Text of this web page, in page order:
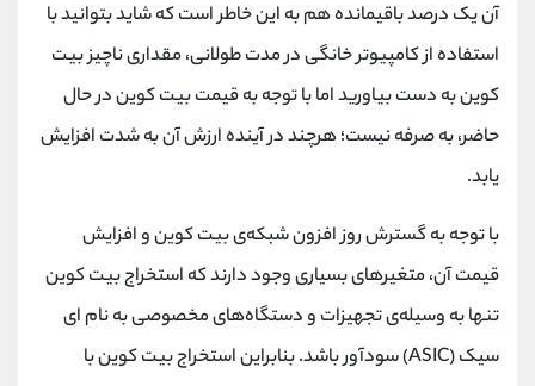
آن یک درصد باقیمانده هم به این خاطر است که شاید بتوانید با
استفاده از کامپیوتر خانگی در مدت طولانی، مقداری ناچیز بیت
کوین به‌ دست بیاورید اما با توجه به قیمت بیت کوین در حال
حاضر، به صرفه نیست؛ هرچند در آینده ارزش آن به شدت افزایش
یابد.
با توجه به گسترش روز افزون شبکه‌ی بیت کوین و افزایش
قیمت آن، متغیرهای بسیاری وجود دارند که استخراج بیت کوین
تنها به وسیله‌ی تجهیزات و دستگاه‌های مخصوصی به نام ای‌
سیک (ASIC) سودآور باشد. بنابراین استخراج بیت کوین با